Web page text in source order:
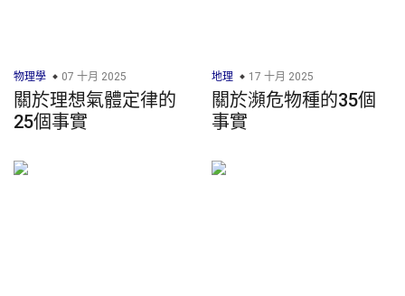
物理學 07 十月 2025
關於理想氣體定律的
25個事實
地理 17 十月 2025
關於瀕危物種的35個
事實